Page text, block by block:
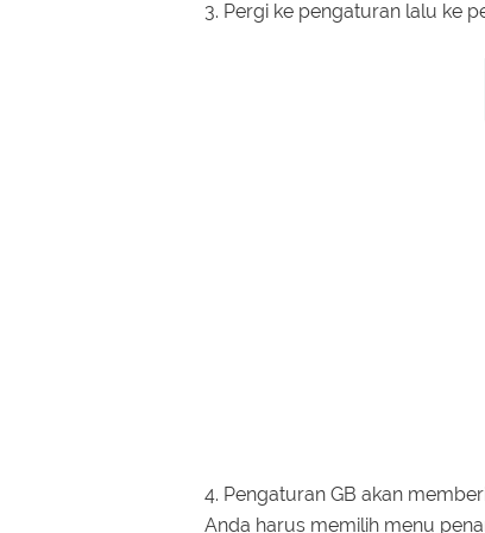
3. Pergi ke pengaturan lalu ke
4. Pengaturan GB akan
Anda harus memilih menu